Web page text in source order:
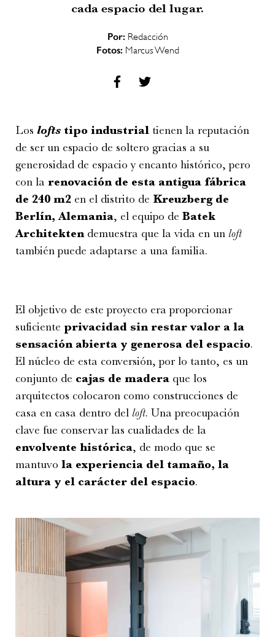
cada espacio del lugar.
Por: Redacción
Fotos: Marcus Wend
Los lofts tipo industrial tienen la reputación
de ser un espacio de soltero gracias a su
generosidad de espacio y encanto histórico, pero
con la renovación de esta antigua fábrica
de 240 m2 en el distrito de Kreuzberg de
Berlín, Alemania, el equipo de Batek
Architektendemuestra que la vida en un loft
también puede adaptarse a una familia.
El objetivo de este proyecto era proporcionar
suficiente privacidad sin restar valor a la
sensación abierta y generosa del espacio.
El núcleo de esta conversión, por lo tanto, es un
conjunto de cajas de madera que los
arquitectos colocaron como construcciones de
casa en casa dentro del loft. Una preocupación
clave fue conservar las cualidades de la
envolvente histórica, de modo que se
mantuvo la experiencia del tamaño, la
altura y el carácter del espacio.